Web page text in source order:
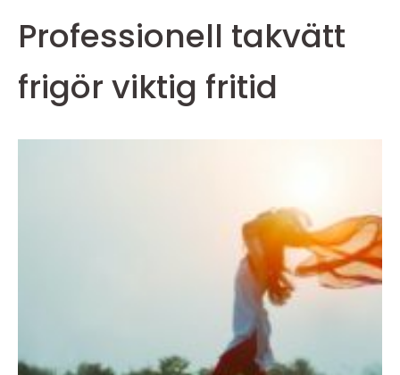
Professionell takvätt
frigör viktig fritid